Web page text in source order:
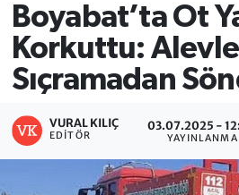
Boyabat’ta Ot
Korkuttu:
Sıçramadan
VURAL KILIÇ
EDITÖR
03.07.2025 -
YAYINLANMA
Süper Lig Puan Durumu
Tüm Manşetler
Son Dakika Haberleri
Haber Arşivi